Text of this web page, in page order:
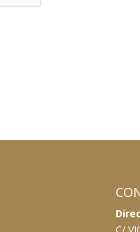
C/